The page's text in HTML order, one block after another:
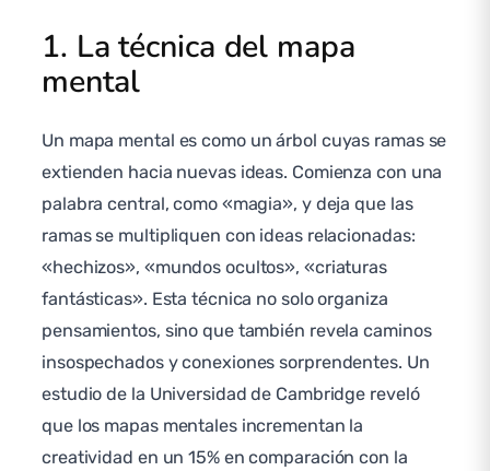
1. La técnica del mapa
mental
Un mapa mental es como un árbol cuyas ramas se
extienden hacia nuevas ideas. Comienza con una
palabra central, como «magia», y deja que las
ramas se multipliquen con ideas relacionadas:
«hechizos», «mundos ocultos», «criaturas
fantásticas». Esta técnica no solo organiza
pensamientos, sino que también revela caminos
insospechados y conexiones sorprendentes. Un
estudio de la Universidad de Cambridge reveló
que los mapas mentales incrementan la
creatividad en un 15% en comparación con la